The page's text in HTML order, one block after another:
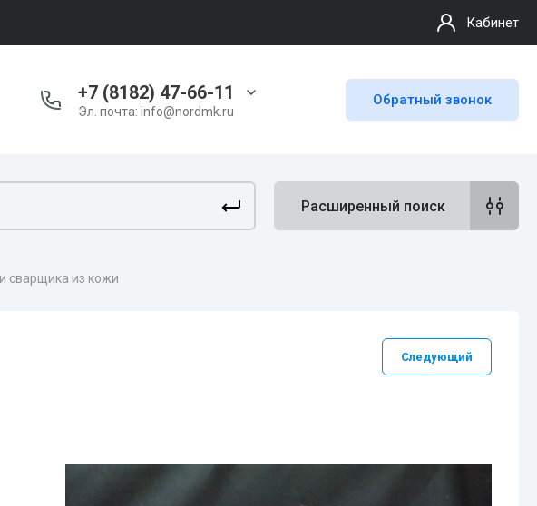
Кабинет
+7 (8182) 47-66-11
Эл. почта: info@nordmk.ru
Обратный звонок
Расширенный поиск
сварщика из кожи
Следующий